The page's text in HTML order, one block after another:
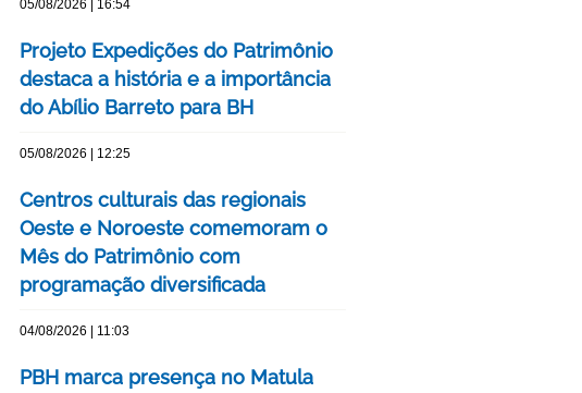
05/08/2026 | 16:54
Projeto Expedições do Patrimônio
destaca a história e a importância
do Abílio Barreto para BH
05/08/2026 | 12:25
Centros culturais das regionais
Oeste e Noroeste comemoram o
Mês do Patrimônio com
programação diversificada
04/08/2026 | 11:03
PBH marca presença no Matula